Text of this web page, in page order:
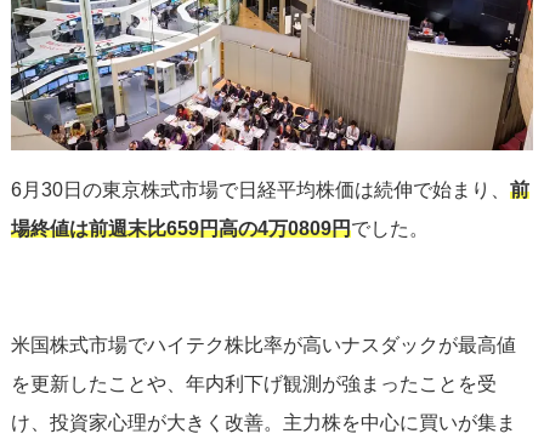
6月30日の東京株式市場で日経平均株価は続伸で始まり、 前
場終値は前週末比659円高の4万0809円でした。
米国株式市場でハイテク株比率が高いナスダックが最高値
を更新したことや、年内利下げ観測が強まったことを受
け、投資家心理が大きく改善。主力株を中心に買いが集ま